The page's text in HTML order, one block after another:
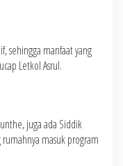
sehingga manfaat yang
Letkol Asrul.
juga ada Siddik
rumahnya masuk program